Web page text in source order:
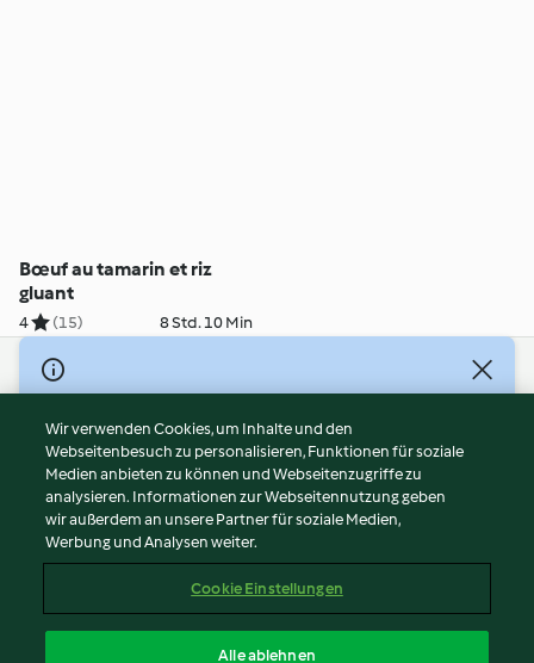
Bœuf au tamarin et riz
gluant
4 (15) 8 Std. 10 Min
© Copyright 2026
Nutzungsbedingungen
Datenschutzrichtlinien
Disclaimer
Impressum
Cookies
Abo kündigen
Wir verwenden Cookies, um Inhalte und den
Webseitenbesuch zu personalisieren, Funktionen für soziale
Medien anbieten zu können und Webseitenzugriffe zu
analysieren. Informationen zur Webseitennutzung geben
wir außerdem an unsere Partner für soziale Medien,
Werbung und Analysen weiter.
Cookie Einstellungen
Alle ablehnen